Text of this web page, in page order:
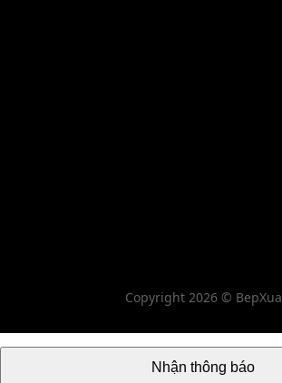
Copyright 2026 © BepXua